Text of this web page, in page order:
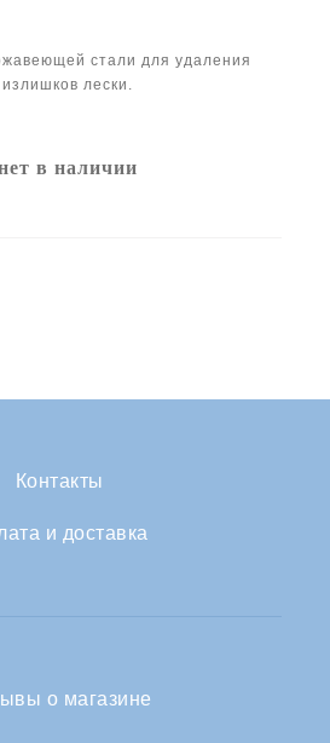
стали для удаления
излишков лески.
в наличии
Контакты
и доставка
о магазине